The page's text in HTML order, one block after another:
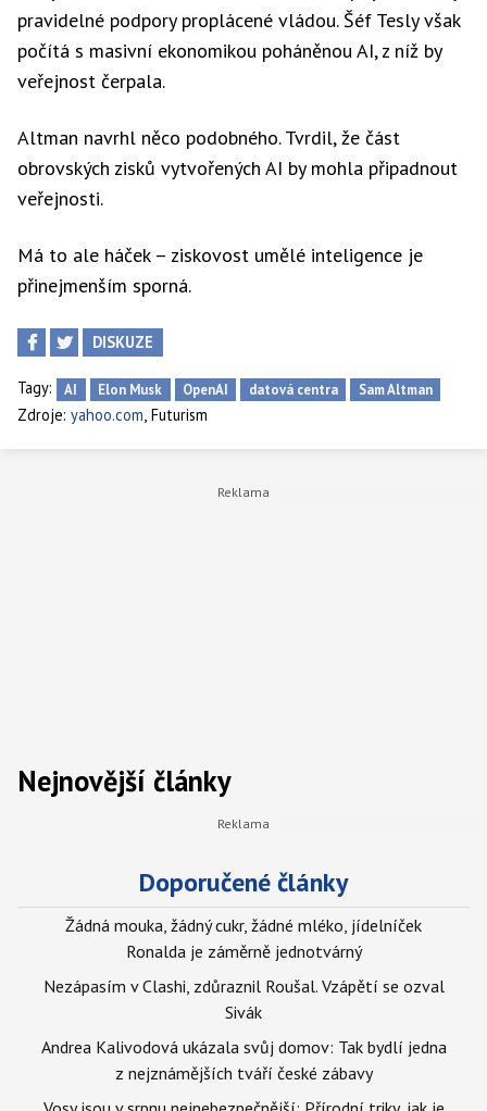
pravidelné podpory proplácené vládou. Šéf Tesly však
počítá s masivní ekonomikou poháněnou AI, z níž by
veřejnost čerpala.
Altman navrhl něco podobného. Tvrdil, že část
obrovských zisků vytvořených AI by mohla připadnout
veřejnosti.
Má to ale háček – ziskovost umělé inteligence je
přinejmenším sporná.
DISKUZE
Tagy: AI Elon Musk OpenAI datová centra Sam Altman
Zdroje: yahoo.com Futurism
Nejnovější články
Doporučené články
Žádná mouka, žádný cukr, žádné mléko, jídelníček
Ronalda je záměrně jednotvárný
Nezápasím v Clashi, zdůraznil Roušal. Vzápětí se ozval
Sivák
Andrea Kalivodová ukázala svůj domov: Tak bydlí jedna
z nejznámějších tváří české zábavy